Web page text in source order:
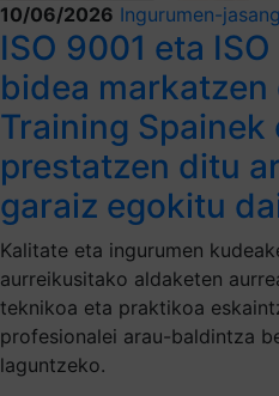
10/06/2026 Ingurumen-
ISO 9001 eta
bidea markatzen
Training Spainek
prestatzen ditu
garaiz egokitu
Kalitate eta ingurumen
aurreikusitako aldaketen
teknikoa eta praktikoa
profesionalei arau-baldintza
laguntzeko.